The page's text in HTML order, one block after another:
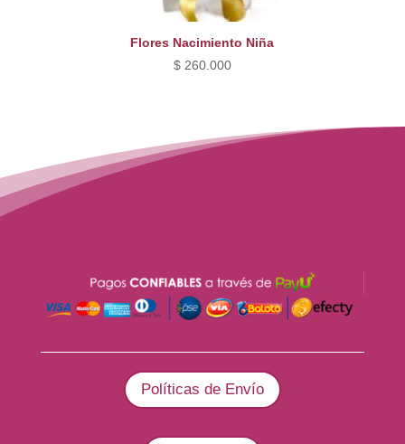
Flores Nacimiento Niña
$260.000
Políticas de Envío